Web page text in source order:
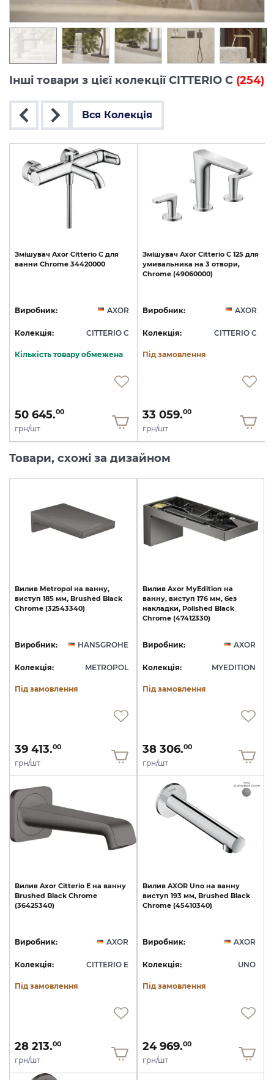
Інші товари з цієї колекції CITTERIO C (254)
Вся Колекція
Змішувач Axor Citterio C для
ванни Chrome 34420000
Виробник: AXOR
Колекція: CITTERIO C
Кількість товару обмежена
50 645.00
грн/шт
Змішувач Axor Citterio C 125 для
умивальника на 3 отвори,
Chrome (49060000)
Виробник: AXOR
Колекція: CITTERIO C
Під замовлення
33 059.00
грн/шт
Товари, схожі за дизайном
Вилив Metropol на ванну,
виступ 185 мм, Brushed Black
Chrome (32543340)
Виробник: HANSGROHE
Колекція: METROPOL
Під замовлення
39 413.00
грн/шт
Вилив Axor MyEdition на
ванну, виступ 176 мм, без
накладки, Polished Black
Chrome (47412330)
Виробник: AXOR
Колекція: MYEDITION
Під замовлення
38 306.00
грн/шт
Вилив Axor Citterio E на ванну
Brushed Black Chrome
(36425340)
Виробник: AXOR
Колекція: CITTERIO E
Під замовлення
28 213.00
грн/шт
Вилив AXOR Uno на ванну
виступ 193 мм, Brushed Black
Chrome (45410340)
Виробник: AXOR
Колекція: UNO
Під замовлення
24 969.00
грн/шт